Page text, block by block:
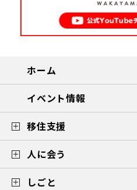
ホーム
イベント情報
移住支援
人に会う
しごと